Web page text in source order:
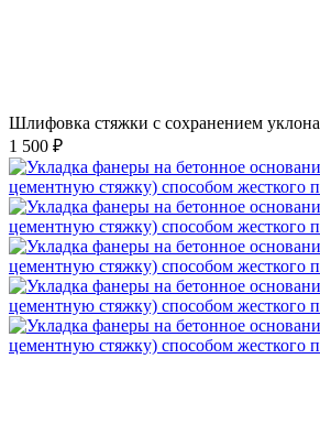
Шлифовка стяжки с сохранением уклона
1 500 ₽